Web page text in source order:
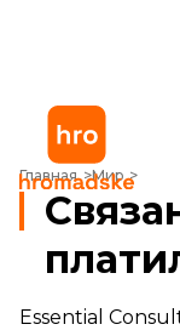
Главная Мир
Связаная с
Essential